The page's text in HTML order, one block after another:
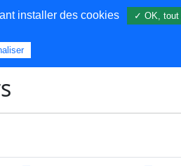
installer des cookies ✓ OK, tout